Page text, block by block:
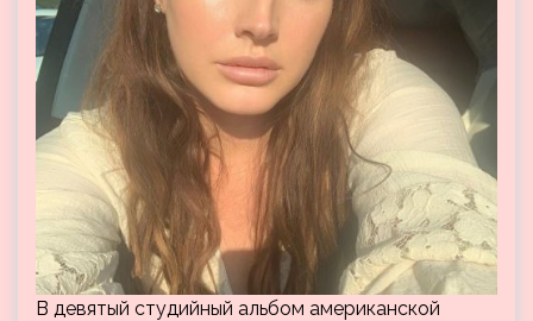
В девятый студийный альбом американской